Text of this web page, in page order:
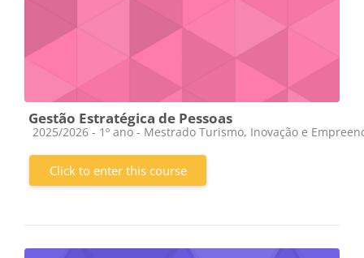
Gestão Estratégica de Pessoas
Course category
2025/2026 - 1º ano - Mestrado Turismo, Inovação e
Click to enter this course